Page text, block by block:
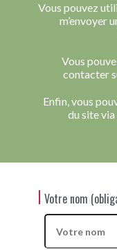
Vous pouvez
m’envoyer
Vous
contacter
Enfin, vous
du site
Votre nom